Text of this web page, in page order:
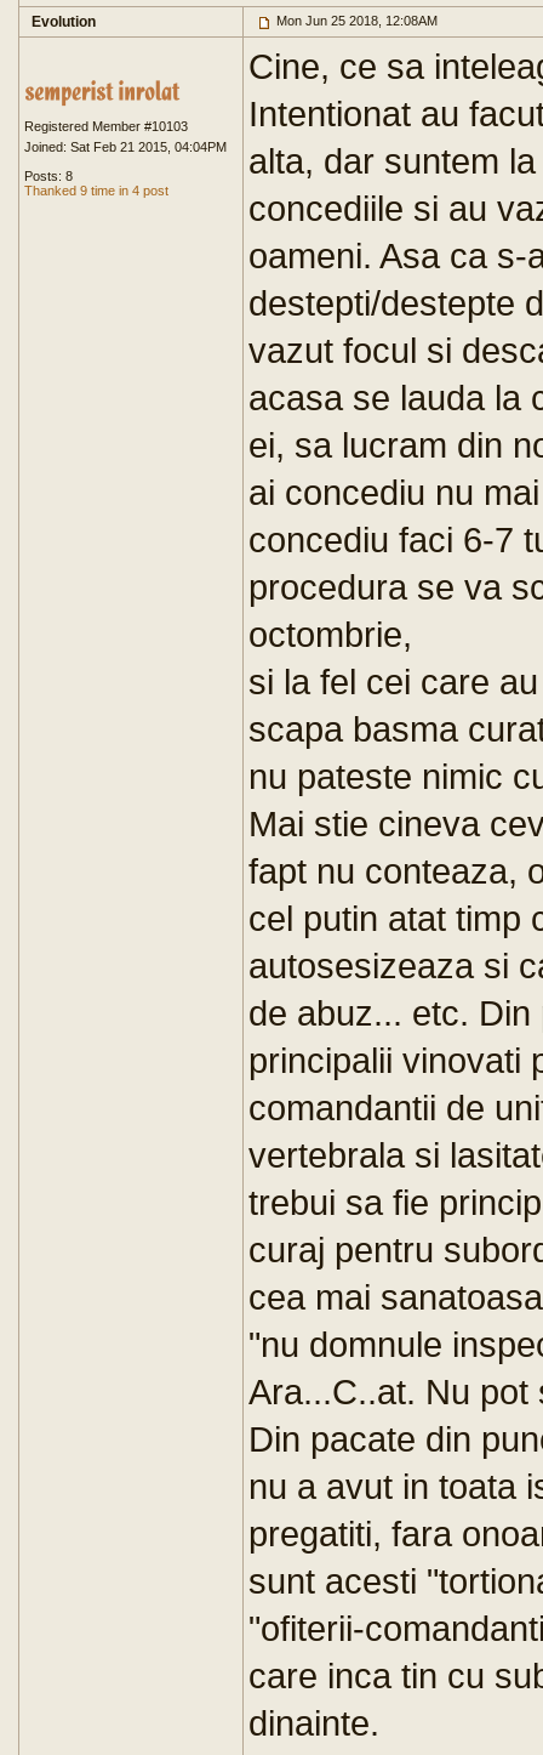
Evolution Mon Jun 25 2018, 12:08AM
Registered Member #10103
Joined: Sat Feb 21 2015, 04:04PM
Posts: 8
Thanked 9 time in 4 post
Cine, ce sa
Intentionat au
alta, dar suntem
concediile si au
oameni. Asa ca s-
destepti/destepte
vazut focul si
acasa se lauda la
ei, sa lucram din
ai concediu nu
concediu faci 6-7
procedura se va
octombrie,
si la fel cei care
scapa basma
nu pateste nimic
Mai stie cineva
fapt nu conteaza,
cel putin atat timp
autosesizeaza si
de abuz... etc.
principalii vinovati
comandantii de
vertebrala si
trebui sa fie
curaj pentru
cea mai
"nu domnule
Ara...C..at. Nu pot
Din pacate din
nu a avut in toata
pregatiti, fara
sunt acesti
"ofiterii-
care inca tin cu
dinainte.